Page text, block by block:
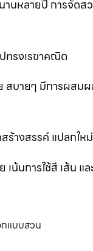
นหลายปี การจัด
ทรงเรขาคณิต
บายๆ มีการผสม
างสรรค์ แปลกให
การใช้สี เส้น แล
แบบสวน